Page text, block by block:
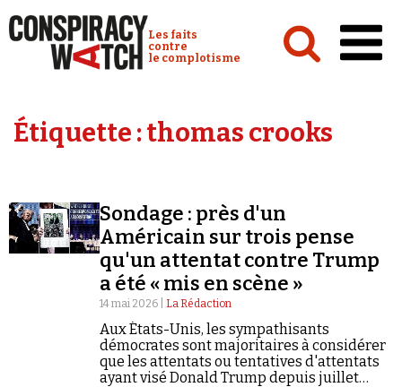
Conspiracy Watch :
Les faits
contre
le complotisme
Analyses
Vidéos
Émissions
Revues de presse
Étiquette :thomas crooks
Sondage : près d'un
Américain sur trois pense
qu'un attentat contre Trump
a été « mis en scène »
14 mai 2026 | La Rédaction
Aux États-Unis, les sympathisants
démocrates sont majoritaires à considérer
que les attentats ou tentatives d'attentats
ayant visé Donald Trump depuis juillet